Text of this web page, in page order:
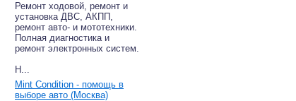
Ремонт ходовой, ремонт и
установка ДВС, АКПП,
ремонт авто- и мототехники.
Полная диагностика и
ремонт электронных систем.
Н...
Mint Condition - помощь в
выборе авто (Москва)